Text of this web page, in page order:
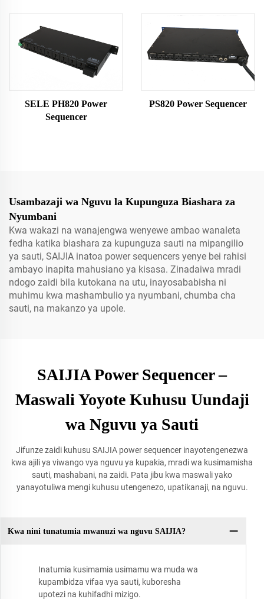
SELE PH820 Power
Sequencer
PS820 Power Sequencer
Usambazaji wa Nguvu la Kupunguza Biashara za
Nyumbani
Kwa wakazi na wanajengwa wenyewe ambao wanaleta
fedha katika biashara za kupunguza sauti na mipangilio
ya sauti, SAIJIA inatoa power sequencers yenye bei rahisi
ambayo inapita mahusiano ya kisasa. Zinadaiwa mradi
ndogo zaidi bila kutokana na utu, inayosababisha ni
muhimu kwa mashambulio ya nyumbani, chumba cha
sauti, na makanzo ya upole.
SAIJIA Power Sequencer –
Maswali Yoyote Kuhusu Uundaji
wa Nguvu ya Sauti
Jifunze zaidi kuhusu SAIJIA power sequencer inayotengenezwa
kwa ajili ya viwango vya nguvu ya kupakia, mradi wa kusimamisha
sauti, mashabani, na zaidi. Pata jibu kwa maswali yako
yanayotuliwa mengi kuhusu utengenezo, upatikanaji, na nguvu.
Kwa nini tunatumia mwanuzi wa nguvu SAIJIA?
Inatumia kusimamia usimamu wa muda wa
kupambidza vifaa vya sauti, kuboresha
upotezi na kuhifadhi mizigo.